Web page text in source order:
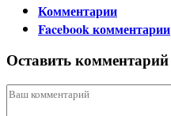
Комментарии
Facebook комментарии
Оставить комментарий